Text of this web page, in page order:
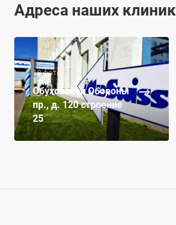
Адреса наших клиник
18 фото
Обуховской Обороны
пр., д. 120 строение
25